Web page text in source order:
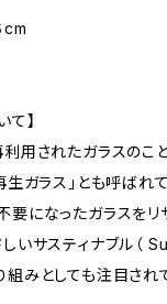
cm
て】
用されたガラスのこ
生ガラス」とも呼ばれ
になったガラスをリ
しいサスティナブル
みとしても注目され